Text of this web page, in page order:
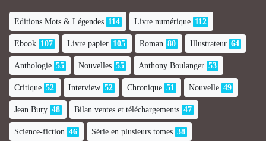
Editions Mots & Légendes 114 Livre numérique 112
Ebook 107 Livre papier 105 Roman 80 Illustrateur 64
Anthologie 55 Nouvelles 55 Anthony Boulanger 53
Critique 52 Interview 52 Chronique 51 Nouvelle 49
Jean Bury 48 Bilan ventes et téléchargements 47
Science-fiction 46 Série en plusieurs tomes 38